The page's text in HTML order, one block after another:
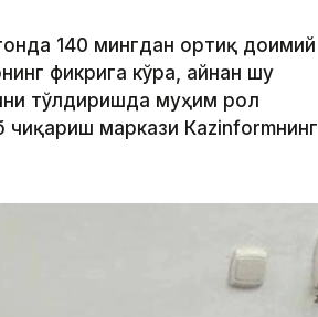
140 мингдан ортиқ доимий
фикрига кўра, айнан шу
тўлдиришда муҳим рол
маркази Кazinformнинг